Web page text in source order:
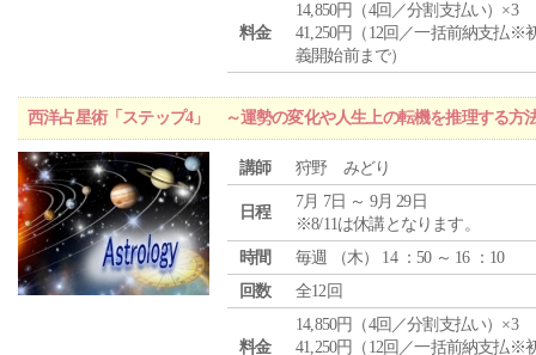
料金
14,850円（4回／分割支払い）×3
41,250円（12回／一括前納支払※
義開始前まで）
西洋占星術「ステップ4」 ～運勢の変化や人生上の転機を推理する方
講師 狩野 みどり
日程
7月 7日 ～ 9月 29日
※8/11は休講となります。
時間
毎週 （木） 14 ：50 ～ 16 ：10
回数
全12回
料金
14,850円（4回／分割支払い）×3
41,250円（12回／一括前納支払※